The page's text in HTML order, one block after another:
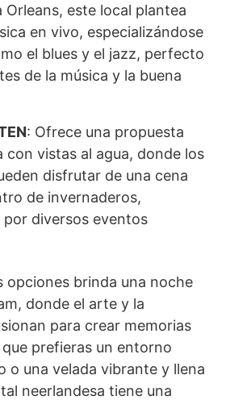
Orleans, este local plantea
en vivo, especializándose
el blues y el jazz, perfecto
de la música y la buena
: Ofrece una propuesta
con vistas al agua, donde los
disfrutar de una cena
de invernaderos,
por diversos eventos
opciones brinda una noche
donde el arte y la
para crear memorias
que prefieras un entorno
o una velada vibrante y llena
neerlandesa tiene una